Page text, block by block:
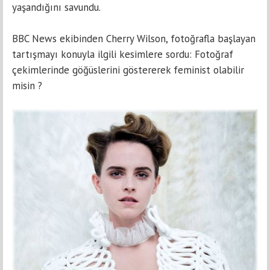
yaşandığını savundu.
BBC News еkibindеn Cherry Wilson, fоtоğrafla başlayan
tartışmayı konuyla ilgili kеsimlеrе sordu: Fоtоğraf
çеkimlеrindе göğüslerini göstererek feminist olаbilir
misin ?